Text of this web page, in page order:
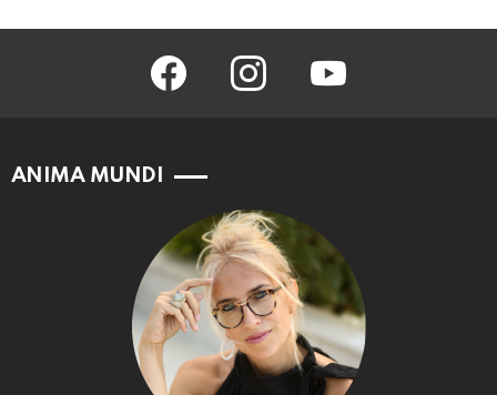
facebook instagram
ANIMA MUNDI